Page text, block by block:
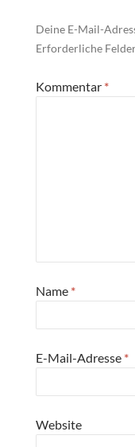
Deine E-Mail-
Erforderliche
Kommentar *
Name *
E-Mail-Adresse *
Website